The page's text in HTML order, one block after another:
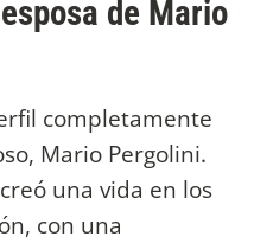
de Mario
completamente
Mario Pergolini.
una vida en los
con una